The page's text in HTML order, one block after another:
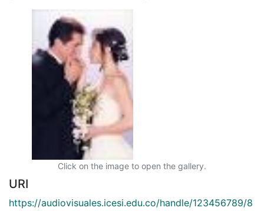
Click on the image to open the gallery.
URI
https://audiovisuales.icesi.edu.co/handle/123456789/8